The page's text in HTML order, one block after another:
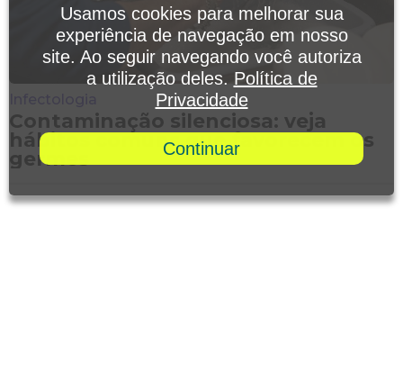
Contaminação silenciosa: veja
hábitos comuns que favorecem os
germes
Usamos cookies para melhorar sua
experiência de navegação em nosso
site. Ao seguir navegando você autoriza
a utilização deles. Política de
Privacidade
Continuar